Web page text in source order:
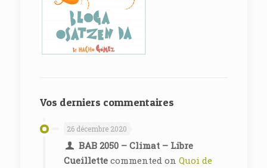
Vos derniers commentaires
26 décembre 2020
BAB 2050 – Climat – Libre
Cueillettecommented on Quoi de